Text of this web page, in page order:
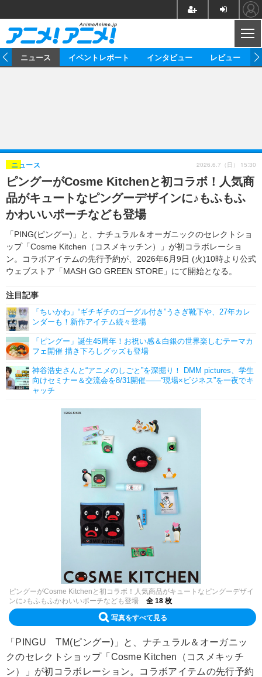
ゲーム グッズ
イベント 海外
海外イベント ビジネス
俳優・タレント アーティスト
ビジネス
アニメ 実写
書評 イベント
ゲーム 座談会
動画
アニメ
アニメ！アニメ！TV ABEMA Cafe
連載・コラム
ニュース イベントレポート インタビュー レビュー
ピングーがCosme Kitchenと初コラボ！人気商
品がキュートなピングーデザインに♪もふもふ
かわいいポーチなども登場
「PING(ピングー)」と、ナチュラル＆オーガニックのセレクトショ
ップ「Cosme Kitchen（コスメキッチン）」が初コラボレーショ
ン。コラボアイテムの先行予約が、2026年6月9日 (火)10時より公式
ウェブストア「MASH GO GREEN STORE」にて開始となる。
ニュース
注目記事
「ちいかわ」“ギチギチのゴーグル付き”うさぎ靴下や、27年カレ
ンダーも！新作アイテム続々登場
「ピングー」誕生45周年！お祝い感＆白銀の世界楽しむテーマカ
フェ開催 描き下ろしグッズも登場
神谷浩史さんと“アニメのしごと”を深掘り！ DMM pictures、学生
向けセミナー＆交流会を8/31開催――“現場×ビジネス”を一夜でキ
ャッチ
2026.6.7（日） 15:30
ピングーがCosme Kitchenと初コラボ！人気商品がキュートなピングーデザイ
ンに♪もふもふかわいいポーチなども登場
全 18 枚
写真をすべて見る
「PINGU TM(ピングー)」と、ナチュラル＆オーガニッ
クのセレクトショップ「Cosme Kitchen（コスメキッチ
ン）」が初コラボレーション。コラボアイテムの先行予約